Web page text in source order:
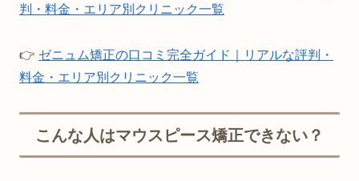
判・料金・エリア別クリニック一覧
👉 ゼニュム矯正の口コミ完全ガイド｜リアルな評判・
料金・エリア別クリニック一覧
こんな人はマウスピース矯正できない？